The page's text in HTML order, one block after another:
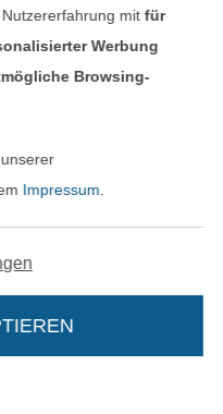
gesetzl. MwSt.
niederländischen
(France)
In den
mitfür
Werbung
Browsing-
Impressum